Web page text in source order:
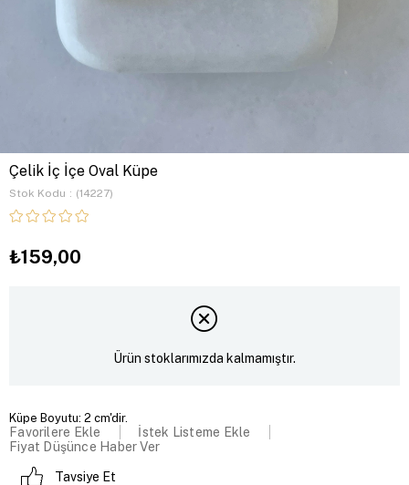
Çelik İç İçe Oval Küpe
Stok Kodu (14227)
₺159,00
Ürün stoklarımızda kalmamıştır.
Küpe Boyutu: 2 cm'dir.
Favorilere Ekle
İstek Listeme Ekle
Fiyat Düşünce Haber Ver
Tavsiye Et